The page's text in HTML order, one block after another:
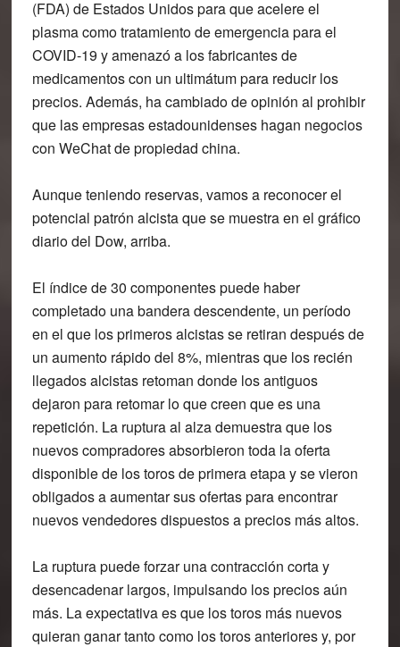
(FDA) de Estados Unidos para que acelere el
plasma como tratamiento de emergencia para el
COVID-19 y amenazó a los fabricantes de
medicamentos con un ultimátum para reducir los
precios. Además, ha cambiado de opinión al prohibir
que las empresas estadounidenses hagan negocios
con WeChat de propiedad china.
Aunque teniendo reservas, vamos a reconocer el
potencial patrón alcista que se muestra en el gráfico
diario del Dow, arriba.
El índice de 30 componentes puede haber
completado una bandera descendente, un período
en el que los primeros alcistas se retiran después de
un aumento rápido del 8%, mientras que los recién
llegados alcistas retoman donde los antiguos
dejaron para retomar lo que creen que es una
repetición. La ruptura al alza demuestra que los
nuevos compradores absorbieron toda la oferta
disponible de los toros de primera etapa y se vieron
obligados a aumentar sus ofertas para encontrar
nuevos vendedores dispuestos a precios más altos.
La ruptura puede forzar una contracción corta y
desencadenar largos, impulsando los precios aún
más. La expectativa es que los toros más nuevos
quieran ganar tanto como los toros anteriores y, por